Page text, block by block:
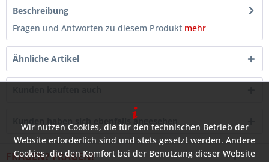
Beschreibung
Fragen und Antworten zu diesem Produkt mehr
Ähnliche Artikel
Kunden haben sich ebenfalls angesehen
FRAGEN? FRAGEN!
Wir nutzen Cookies, die für den technischen Betrieb der
Website erforderlich sind und stets gesetzt werden. Andere
Cookies, die den Komfort bei der Benutzung dieser Website